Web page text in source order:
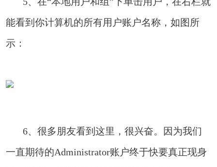
能看到你计算机的所有用户账户名称，如图所
示：
6、很多朋友看到这里，很兴奋。因为我们
一直期待的Administrator账户终于快要真正现身